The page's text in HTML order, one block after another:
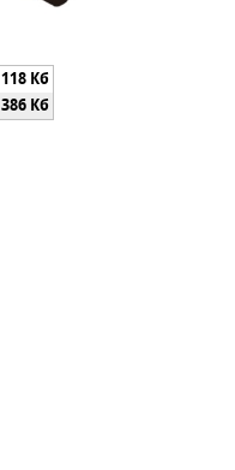
118 Кб
386 Кб